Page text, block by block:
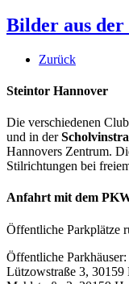
Bilder aus der
Zurück
Steintor Hannover
Die verschiedenen
und in der
Hannovers Zentrum.
Stilrichtungen bei
Anfahrt mit dem
Öffentliche Parkplätze
Öffentliche Parkhäuser:
Lützowstraße 3, 30159